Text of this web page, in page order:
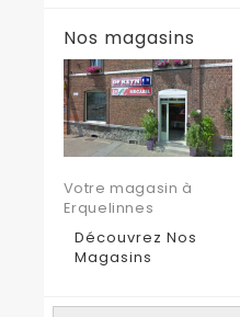
Nos magasins
Votre magasin à
Erquelinnes
Découvrez Nos
Magasins